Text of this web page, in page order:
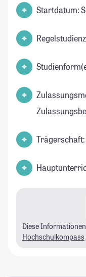
Startdatum:
Diese
Hochschulkompass